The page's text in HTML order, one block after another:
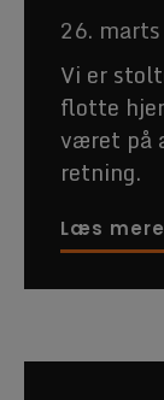
26.
Vi er
flotte
været på
retning.
Læs mere